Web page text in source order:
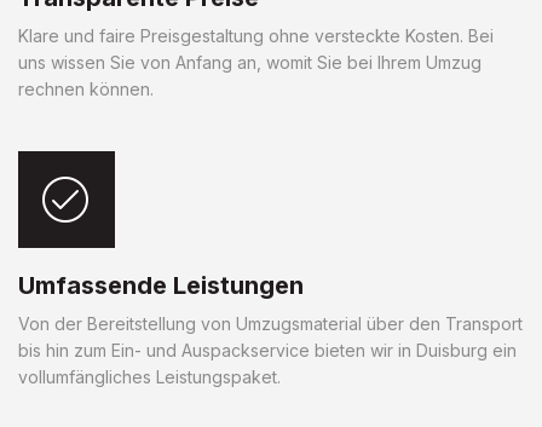
Klare und faire Preisgestaltung ohne versteckte Kosten. Bei
uns wissen Sie von Anfang an, womit Sie bei Ihrem Umzug
rechnen können.
Umfassende Leistungen
Von der Bereitstellung von Umzugsmaterial über den Transport
bis hin zum Ein- und Auspackservice bieten wir in Duisburg ein
vollumfängliches Leistungspaket.